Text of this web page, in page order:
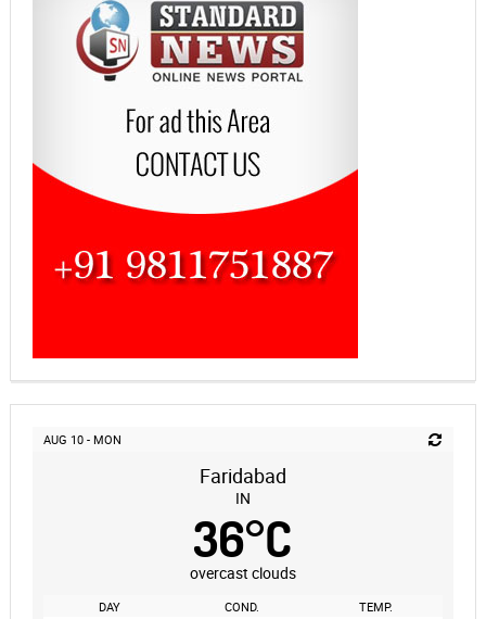
AUG 10 - MON
Faridabad
IN
36°C
overcast clouds
DAY COND. TEMP.